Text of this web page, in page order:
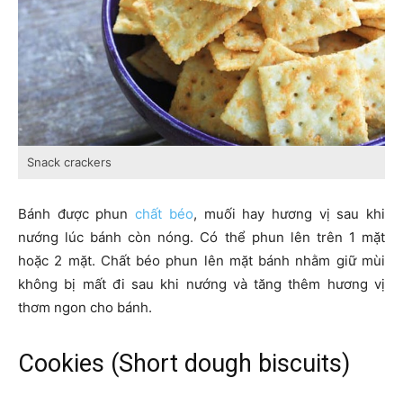
Snack crackers
Bánh được phunchất béo, muối hay hương vị sau khi
nướng lúc bánh còn nóng. Có thể phun lên trên 1 mặt
hoặc 2 mặt. Chất béo phun lên mặt bánh nhằm giữ mùi
không bị mất đi sau khi nướng và tăng thêm hương vị
thơm ngon cho bánh.
Cookies (Short dough biscuits)